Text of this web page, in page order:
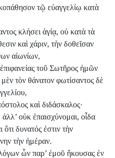
τῷ εὐαγγελίῳ κατὰ
κλήσει ἁγίᾳ, οὐ κατὰ τὰ
καὶ χάριν, τὴν δοθεῖσαν
αἰωνίων,
τοῦ Σωτῆρος ἡμῶν
τὸν θάνατον φωτίσαντος δὲ
καὶ διδάσκαλος·
ἀλλ’ οὐκ ἐπαισχύνομαι, οἶδα
δυνατός ἐστιν τὴν
τὴν ἡμέραν.
ὧν παρ’ ἐμοῦ ἤκουσας ἐν